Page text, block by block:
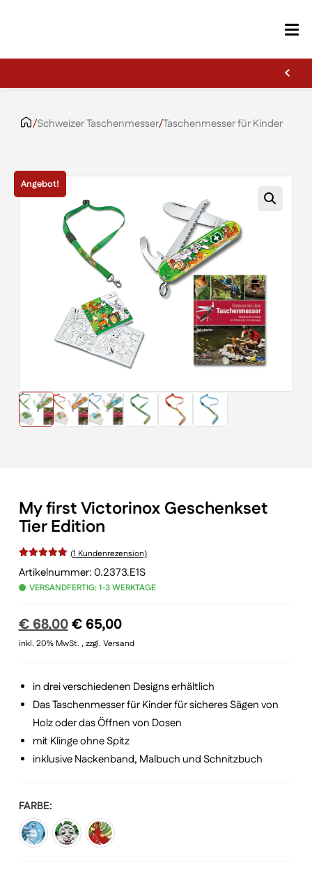
/Schweizer Taschenmesser/Taschenmesser für Kinder
Angebot!
My first Victorinox Geschenkset
Tier Edition
Bewertet
mitvon 5,
auf
Kundenbewertung
(1 Kundenrezension)
Artikelnummer:0.2373.E1S
VERSANDFERTIG: 1-3 WERKTAGE
€68,00Ursprünglicher
Preis
€ 68,00
€65,00Aktueller
Preis
€ 65,00.
inkl. 20% MwSt. , zzgl. Versand
in drei verschiedenen Designs erhältlich
Das Taschenmesser für Kinder für sicheres Sägen von
Holz oder das Öffnen von Dosen
mit Klinge ohne Spitz
inklusive Nackenband, Malbuch und Schnitzbuch
FARBE